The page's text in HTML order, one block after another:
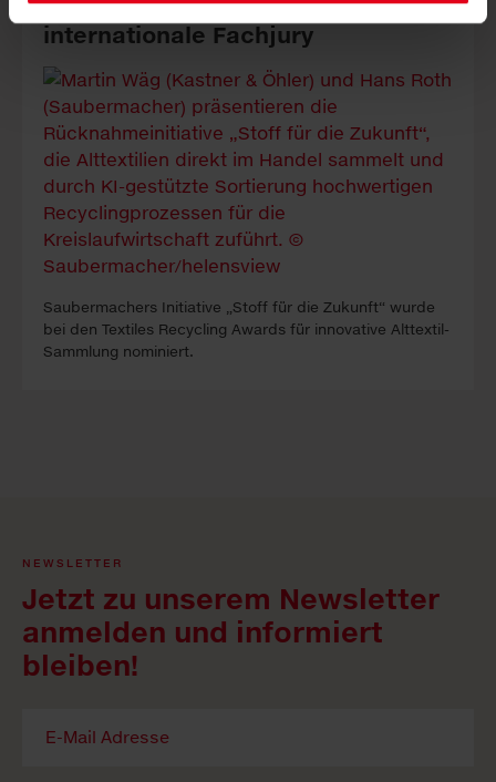
in­ter­na­tio­nale Fach­jury
Sauber­machers In­itia­tive „Stoff für die Zukunft“ wur­de
bei den Tex­tiles Re­cy­cling A­wards für in­nova­tive Alt­tex­til-
Samm­lung no­mi­niert.
NEWSLETTER
Jetzt zu unserem Newsletter
anmelden und informiert
bleiben!